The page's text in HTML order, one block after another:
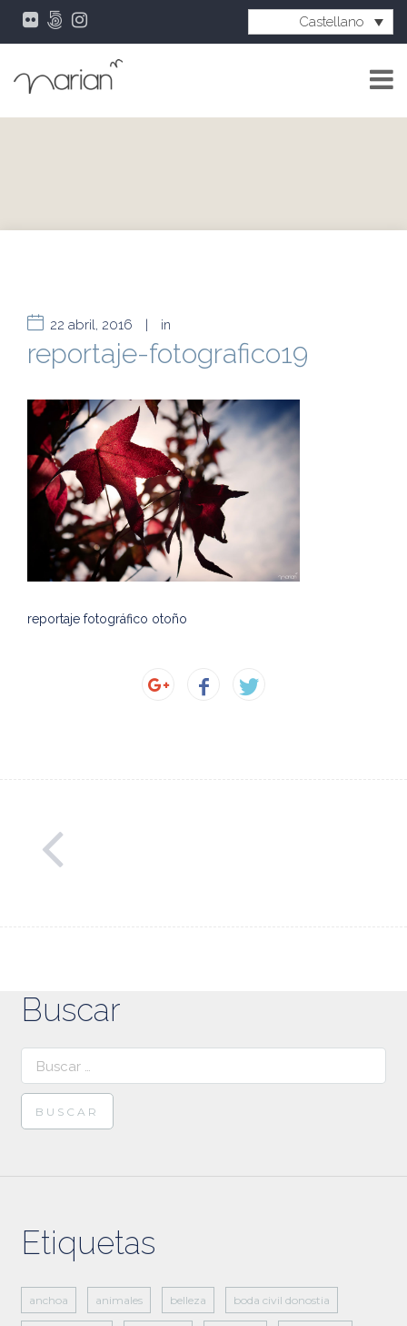
Castellano
22 abril, 2016 | in
reportaje-fotografico19
reportaje fotográfico otoño
Buscar
Buscar:
Etiquetas
anchoa animales belleza boda civil donostia